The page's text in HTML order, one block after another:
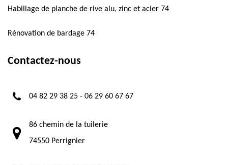
Habillage de planche de rive alu, zinc et acier 74
Rénovation de bardage 74
Contactez-nous
04 82 29 38 25 - 06 29 60 67 67
86 chemin de la tuilerie
74550 Perrignier